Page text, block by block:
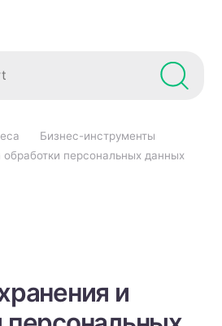
Бизнес-инструменты
персональных данных
и